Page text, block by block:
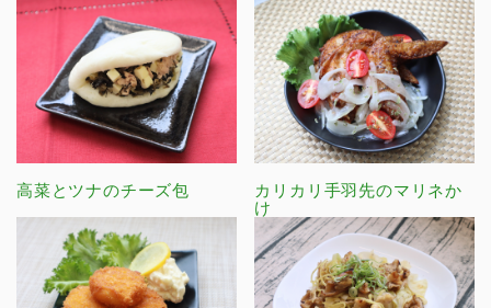
高菜とツナのチーズ包
カリカリ手羽先のマリネか
け